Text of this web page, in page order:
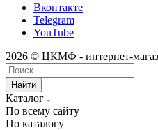
Вконтакте
Telegram
YouTube
2026 © ЦКМФ - интернет-
Найти
Каталог
По всему сайту
По каталогу